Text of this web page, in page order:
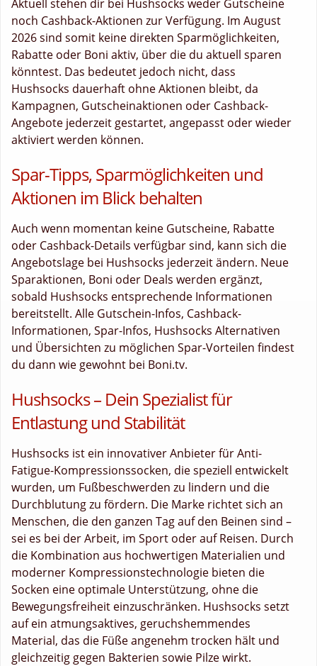
Aktuell stehen dir bei Hushsocks weder Gutscheine
noch Cashback-Aktionen zur Verfügung. Im August
2026 sind somit keine direkten Sparmöglichkeiten,
Rabatte oder Boni aktiv, über die du aktuell sparen
könntest. Das bedeutet jedoch nicht, dass
Hushsocks dauerhaft ohne Aktionen bleibt, da
Kampagnen, Gutscheinaktionen oder Cashback-
Angebote jederzeit gestartet, angepasst oder wieder
aktiviert werden können.
Spar-Tipps, Sparmöglichkeiten und
Aktionen im Blick behalten
Auch wenn momentan keine Gutscheine, Rabatte
oder Cashback-Details verfügbar sind, kann sich die
Angebotslage bei Hushsocks jederzeit ändern. Neue
Sparaktionen, Boni oder Deals werden ergänzt,
sobald Hushsocks entsprechende Informationen
bereitstellt. Alle Gutschein-Infos, Cashback-
Informationen, Spar-Infos, Hushsocks Alternativen
und Übersichten zu möglichen Spar-Vorteilen findest
du dann wie gewohnt bei Boni.tv.
Hushsocks – Dein Spezialist für
Entlastung und Stabilität
Hushsocks ist ein innovativer Anbieter für Anti-
Fatigue-Kompressionssocken, die speziell entwickelt
wurden, um Fußbeschwerden zu lindern und die
Durchblutung zu fördern. Die Marke richtet sich an
Menschen, die den ganzen Tag auf den Beinen sind –
sei es bei der Arbeit, im Sport oder auf Reisen. Durch
die Kombination aus hochwertigen Materialien und
moderner Kompressionstechnologie bieten die
Socken eine optimale Unterstützung, ohne die
Bewegungsfreiheit einzuschränken. Hushsocks setzt
auf ein atmungsaktives, geruchshemmendes
Material, das die Füße angenehm trocken hält und
gleichzeitig gegen Bakterien sowie Pilze wirkt.